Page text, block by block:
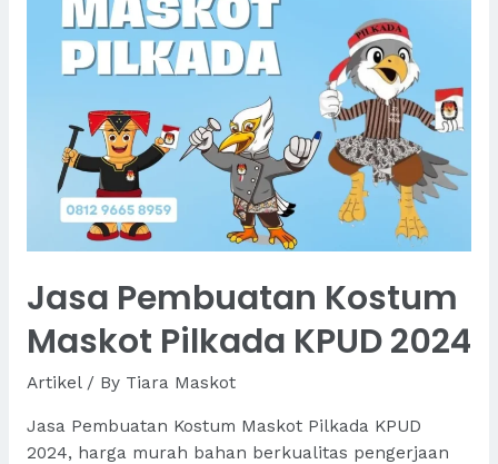
Jasa Pembuatan Kostum
Maskot Pilkada KPUD 2024
Artikel/ By Tiara Maskot
Jasa Pembuatan Kostum Maskot Pilkada KPUD
2024, harga murah bahan berkualitas pengerjaan